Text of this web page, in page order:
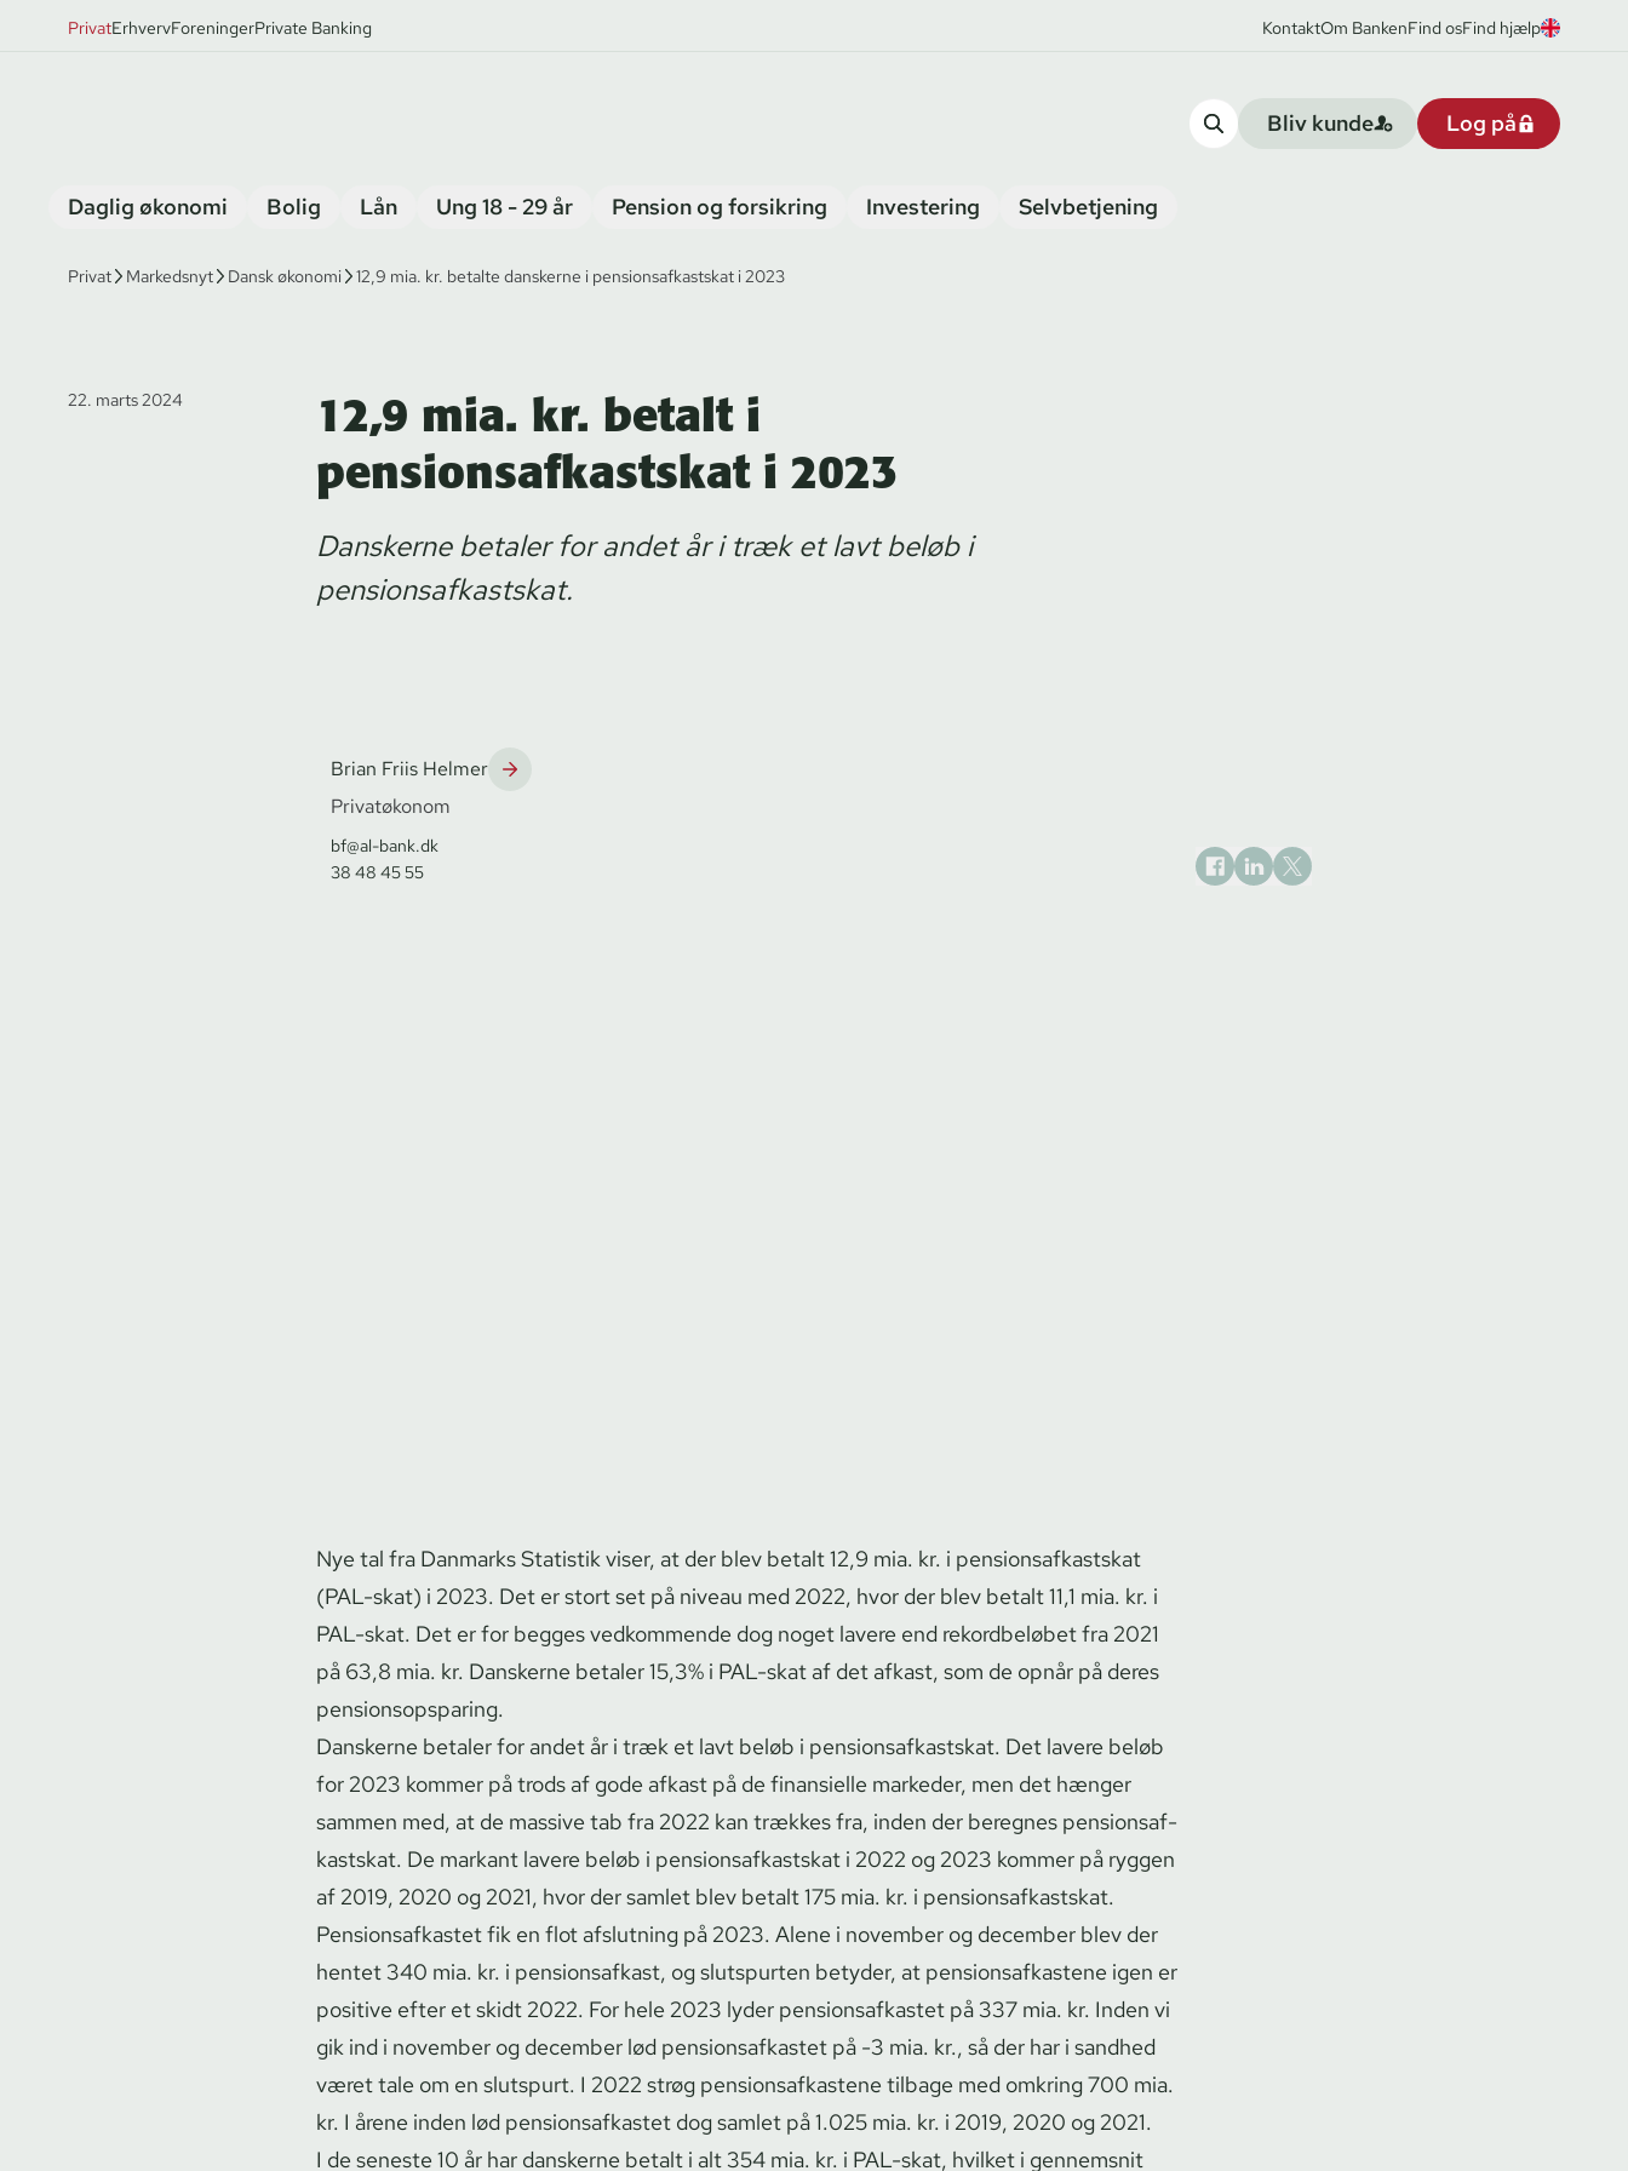
PrivatErhvervForeningerPrivate Banking KontaktOm BankenFind osFind hjælp
Bliv kunde Log på
Daglig økonomi Bolig Lån Ung 18 - 29 år Pension og forsikring Investering Selvbetjening
Privat Markedsnyt Dansk økonomi 12,9 mia. kr. betalte danskerne i pensionsafkastskat i 2023
22. marts 2024
12,9 mia. kr. betalt i
pensionsafkastskat i 2023
Danskerne betaler for andet år i træk et lavt beløb i
pensionsafkastskat.
Brian Friis Helmer
Privatøkonom
bf@al-bank.dk
38 48 45 55
Nye tal fra Danmarks Statistik viser, at der blev betalt 12,9 mia. kr. i pen­sions­af­kastskat
(PAL-skat) i 2023. Det er stort set på niveau med 2022, hvor der blev betalt 11,1 mia. kr. i
PAL-skat. Det er for begges vedkommende dog noget lavere end rekordbeløbet fra 2021
på 63,8 mia. kr. Danskerne betaler 15,3% i PAL-skat af det afkast, som de opnår på deres
pen­sions­op­spa­ring.
Danskerne betaler for andet år i træk et lavt beløb i pen­sions­af­kastskat. Det lavere beløb
for 2023 kommer på trods af gode afkast på de finansielle markeder, men det hænger
sammen med, at de massive tab fra 2022 kan trækkes fra, inden der beregnes pen­sions­af­
kastskat. De markant lavere beløb i pen­sions­af­kastskat i 2022 og 2023 kommer på ryggen
af 2019, 2020 og 2021, hvor der samlet blev betalt 175 mia. kr. i pen­sions­af­kastskat.
Pen­sions­af­ka­stet fik en flot afslutning på 2023. Alene i november og december blev der
hentet 340 mia. kr. i pensionsafkast, og slutspurten betyder, at pen­sions­af­ka­ste­ne igen er
positive efter et skidt 2022. For hele 2023 lyder pen­sions­af­ka­stet på 337 mia. kr. Inden vi
gik ind i november og december lød pen­sions­af­ka­stet på -3 mia. kr., så der har i sandhed
været tale om en slutspurt. I 2022 strøg pen­sions­af­ka­ste­ne tilbage med omkring 700 mia.
kr. I årene inden lød pen­sions­af­ka­stet dog samlet på 1.025 mia. kr. i 2019, 2020 og 2021.
I de seneste 10 år har danskerne betalt i alt 354 mia. kr. i PAL-skat, hvilket i gennemsnit